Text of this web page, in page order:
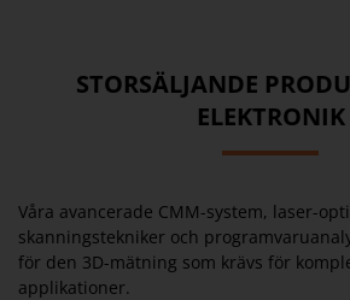
STORSÄLJANDE
ELEKTRONIK
Våra avancerade CMM-system, laser-
skanningstekniker och
för den 3D-mätning som krävs för
applikationer.